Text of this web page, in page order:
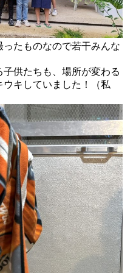
たものなので若干みんな
供たちも、場所が変わる
キしていました！（私